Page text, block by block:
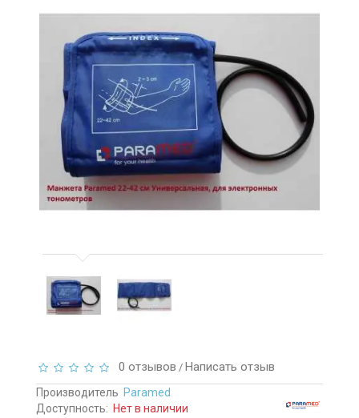
0 отзывов / Написать отзыв
Производитель Paramed
Доступность: Нет в наличии